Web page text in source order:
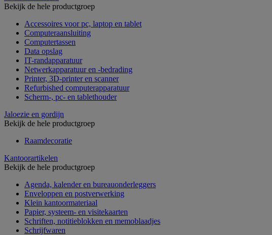
Bekijk de hele productgroep
Accessoires voor pc, laptop en tablet
Computeraansluiting
Computertassen
Data opslag
IT-randapparatuur
Netwerkapparatuur en -bedrading
Printer, 3D-printer en scanner
Refurbished computerapparatuur
Scherm-, pc- en tablethouder
Jaloezie en gordijn
Bekijk de hele productgroep
Raamdecoratie
Kantoorartikelen
Bekijk de hele productgroep
Agenda, kalender en bureauonderleggers
Enveloppen en postverwerking
Klein kantoormateriaal
Papier, systeem- en visitekaarten
Schriften, notitieblokken en memoblaadjes
Schrijfwaren